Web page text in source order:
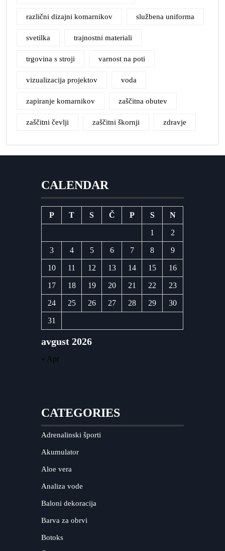
različni dizajni komarnikov službena uniforma
svetilka trajnostni materiali
trgovina s stroji varnost na poti
vizualizacija projektov voda
zapiranje komarnikov zaščitna obutev
zaščitni čevlji zaščitni škornji zdravje
CALENDAR
avgust 2026
P T S Č P S N
1 2
3 4 5 6 7 8 9
10 11 12 13 14 15 16
17 18 19 20 21 22 23
24 25 26 27 28 29 30
31
« Apr
CATEGORIES
Adrenalinski športi
Akumulator
Aloe vera
Analiza vode
Baloni dekoracija
Barva za obrvi
Botoks